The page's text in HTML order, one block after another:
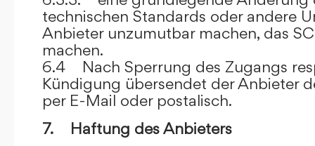
technischen Standards oder andere
Anbieter unzumutbar machen, das
machen.
6.4 Nach Sperrung des Zugangs
Kündigung übersendet der Anbieter
per E-Mail oder postalisch.
7. Haftung des Anbieters